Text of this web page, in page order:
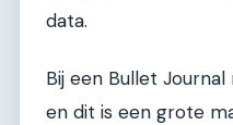
data.
Bij een Bullet
en dit is een grote